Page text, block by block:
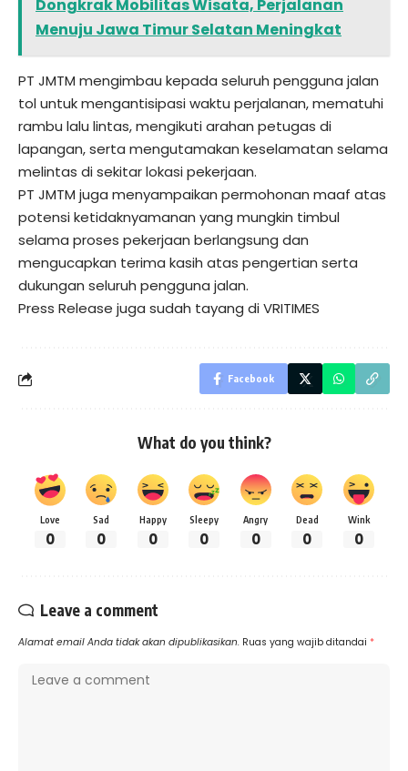
Dongkrak Mobilitas Wisata, Perjalanan
Menuju Jawa Timur Selatan Meningkat
PT JMTM mengimbau kepada seluruh pengguna jalan
tol untuk mengantisipasi waktu perjalanan, mematuhi
rambu lalu lintas, mengikuti arahan petugas di
lapangan, serta mengutamakan keselamatan selama
melintas di sekitar lokasi pekerjaan.
PT JMTM juga menyampaikan permohonan maaf atas
potensi ketidaknyamanan yang mungkin timbul
selama proses pekerjaan berlangsung dan
mengucapkan terima kasih atas pengertian serta
dukungan seluruh pengguna jalan.
Press Release juga sudah tayang diVRITIMES
Facebook
What do you think?
Love
0
Sad
0
Happy
0
Sleepy
0
Angry
0
Dead
0
Wink
0
Leave a comment
Alamat email Anda tidak akan dipublikasikan. Ruas yang wajib ditandai *